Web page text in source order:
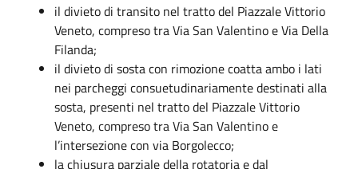
il divieto di transito nel tratto del Piazzale Vittorio
Veneto, compreso tra Via San Valentino e Via Della
Filanda;
il divieto di sosta con rimozione coatta ambo i lati
nei parcheggi consuetudinariamente destinati alla
sosta, presenti nel tratto del Piazzale Vittorio
Veneto, compreso tra Via San Valentino e
l’intersezione con via Borgolecco;
la chiusura parziale della rotatoria e dal